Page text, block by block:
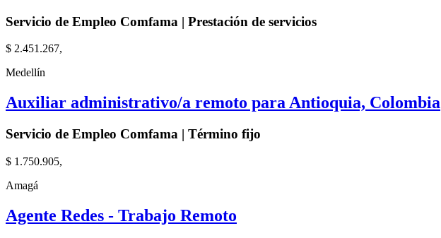
Servicio de Empleo Comfama | Prestación de servicios
$ 2.451.267,
Medellín
Auxiliar administrativo/a remoto para Antioquia, Colombia
Servicio de Empleo Comfama | Término fijo
$ 1.750.905,
Amagá
Agente Redes - Trabajo Remoto